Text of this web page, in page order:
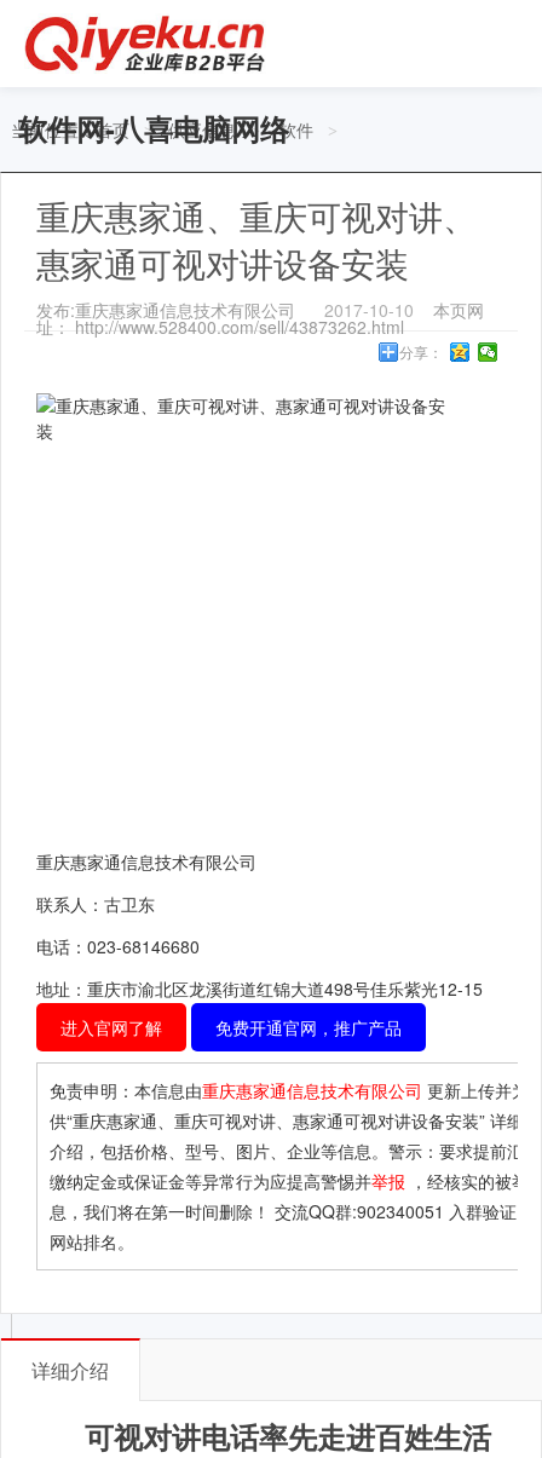
软件网-八喜电脑网络
当前位置：首页 > 供应信息 > 软件 >
重庆惠家通、重庆可视对讲、
惠家通可视对讲设备安装
发布:重庆惠家通信息技术有限公司 2017-10-10 本页网
址： http://www.528400.com/sell/43873262.html
分享：
重庆惠家通信息技术有限公司
联系人：古卫东
电话：023-68146680
地址：重庆市渝北区龙溪街道红锦大道498号佳乐紫光12-15
进入官网了解
免费开通官网，推广产品
免责申明：本信息由重庆惠家通信息技术有限公司 更新上传并为
供“重庆惠家通、重庆可视对讲、惠家通可视对讲设备安装” 详细
介绍，包括价格、型号、图片、企业等信息。警示：要求提前汇
缴纳定金或保证金等异常行为应提高警惕并举报 ，经核实的被举
息，我们将在第一时间删除！ 交流QQ群:902340051 入群验证：
网站排名。
详细介绍
可视对讲电话率先走进百姓生活